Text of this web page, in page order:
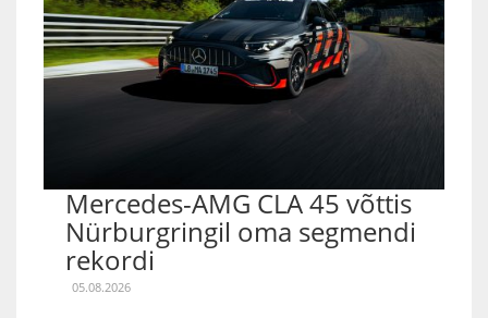
Mercedes-AMG CLA 45 võttis
Nürburgringil oma segmendi
rekordi
05.08.2026